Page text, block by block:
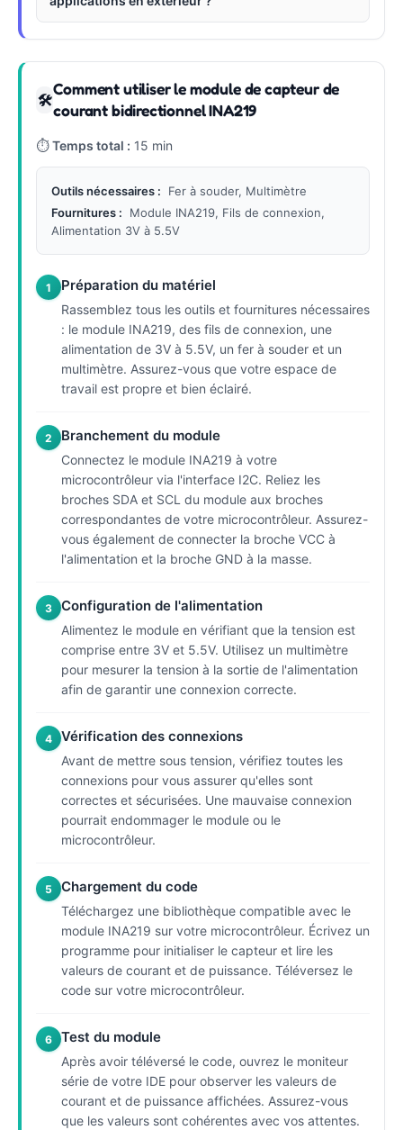
🛠
Comment utiliser le module de capteur de
courant bidirectionnel INA219
⏱Temps total : 15 min
Outils nécessaires :
Fer à souder, Multimètre
Fournitures :
Module INA219, Fils de connexion,
Alimentation 3V à 5.5V
1 Préparation du matériel
Rassemblez tous les outils et fournitures nécessaires
: le module INA219, des fils de connexion, une
alimentation de 3V à 5.5V, un fer à souder et un
multimètre. Assurez-vous que votre espace de
travail est propre et bien éclairé.
2 Branchement du module
Connectez le module INA219 à votre
microcontrôleur via l'interface I2C. Reliez les
broches SDA et SCL du module aux broches
correspondantes de votre microcontrôleur. Assurez-
vous également de connecter la broche VCC à
l'alimentation et la broche GND à la masse.
3 Configuration de l'alimentation
Alimentez le module en vérifiant que la tension est
comprise entre 3V et 5.5V. Utilisez un multimètre
pour mesurer la tension à la sortie de l'alimentation
afin de garantir une connexion correcte.
4 Vérification des connexions
Avant de mettre sous tension, vérifiez toutes les
connexions pour vous assurer qu'elles sont
correctes et sécurisées. Une mauvaise connexion
pourrait endommager le module ou le
microcontrôleur.
5 Chargement du code
Téléchargez une bibliothèque compatible avec le
module INA219 sur votre microcontrôleur. Écrivez un
programme pour initialiser le capteur et lire les
valeurs de courant et de puissance. Téléversez le
code sur votre microcontrôleur.
6 Test du module
Après avoir téléversé le code, ouvrez le moniteur
série de votre IDE pour observer les valeurs de
courant et de puissance affichées. Assurez-vous
que les valeurs sont cohérentes avec vos attentes.